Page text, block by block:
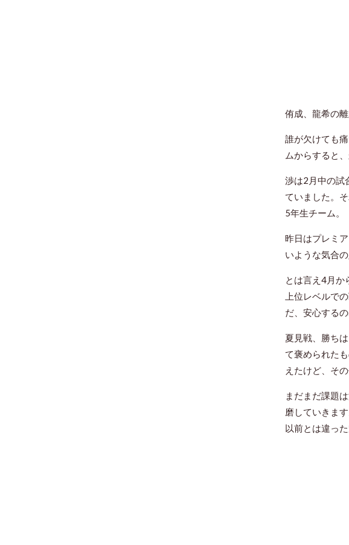
侑成、龍希の
誰が欠けても
ムからすると
渉は2月中の試
ていました。
5年生チーム。
昨日はプレミ
いような気合
とは言え4月
上位レベルで
だ、安心する
夏見戦、勝ち
て褒められた
えたけど、そ
まだまだ課題は
磨していきます
以前とは違っ